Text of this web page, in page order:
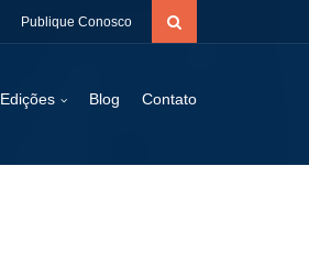
Publique Conosco
Edições Blog Contato